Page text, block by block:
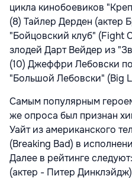
цикла кинобоевиков
(8) Тайлер Дерден (актер
"Бойцовский клуб" (Fight
злодей Дарт Вейдер из
(10) Джеффри Лебовски
"Большой Лебовски" (Big
Самым популярным
же опроса был признан
Уайт из американского
(Breaking Bad) в
Далее в рейтинге
(актер - Питер